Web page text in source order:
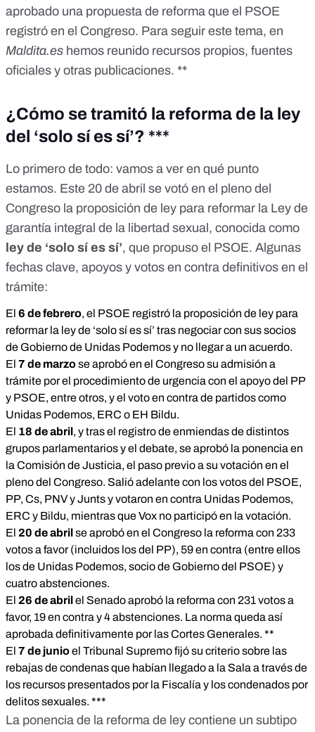
aprobado una propuesta de reforma que el PSOE
registró en el Congreso. Para seguir este tema, en
Maldita.es hemos reunido recursos propios, fuentes
oficiales y otras publicaciones. **
¿Cómo se tramitó la reforma de la ley
del ‘solo sí es sí’? ***
Lo primero de todo: vamos a ver en qué punto
estamos. Este 20 de abril se votó en el pleno del
Congreso la proposición de ley para reformar la Ley de
garantía integral de la libertad sexual , conocida como
ley de ‘solo sí es sí’, que propuso el PSOE. Algunas
fechas clave, apoyos y votos en contra definitivos en el
trámite:
El 6 de febrero, el PSOE registró la proposición de ley para
reformar la ley de ‘solo sí es sí’ tras negociar con sus socios
de Gobierno de Unidas Podemos y no llegar a un acuerdo.
El 7 de marzose aprobó en el Congreso su admisión a
trámite por el procedimiento de urgencia con el apoyo del PP
y PSOE, entre otros, y el voto en contra de partidos como
Unidas Podemos, ERC o EH Bildu.
El 18 de abril, y tras el registro de enmiendas dedistintos
grupos parlamentariosy el debate, se aprobó la ponencia en
la Comisión de Justicia, el paso previo a su votación en el
pleno del Congreso. Salió adelante con los votos del PSOE,
PP, Cs, PNV y Junts y votaron en contra Unidas Podemos,
ERC y Bildu, mientras que Vox no participó en la votación.
El 20 deabrilse aprobó en el Congreso la reforma con 233
votos a favor (incluidos los del PP), 59 en contra (entre ellos
los de Unidas Podemos, socio de Gobierno del PSOE) y
cuatro abstenciones.
El 26 de abrilel Senadoaprobó la reforma con 231 votos a
favor, 19 en contra y 4 abstenciones. La norma queda así
aprobada definitivamente por las Cortes Generales. **
El 7 de junioel Tribunal Supremofijó su criteriosobre las
rebajas de condenas que habían llegado a la Sala a través de
los recursos presentados por la Fiscalía y los condenados por
delitos sexuales. ***
La ponencia de la reforma de ley contiene un subtipo